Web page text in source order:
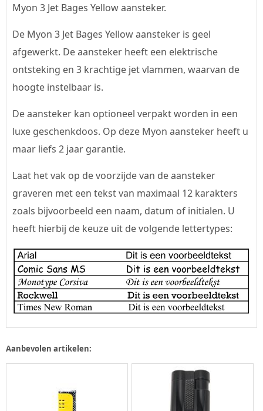
Myon 3 Jet Bages Yellow aansteker.
De Myon 3 Jet Bages Yellow aansteker is geel
afgewerkt. De aansteker heeft een elektrische
ontsteking en 3 krachtige jet vlammen, waarvan de
hoogte instelbaar is.
De aansteker kan optioneel verpakt worden in een
luxe geschenkdoos. Op deze Myon aansteker heeft u
maar liefs 2 jaar garantie.
Laat het vak op de voorzijde van de aansteker
graveren met een tekst van maximaal 12 karakters
zoals bijvoorbeeld een naam, datum of initialen. U
heeft hierbij de keuze uit de volgende lettertypes:
Aanbevolen artikelen: